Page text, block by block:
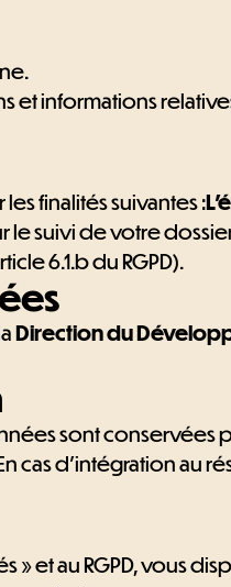
et informations
finalités suivantes :
le suivi de votre
6.1.b du RGPD).
Direction du
sont
cas d'intégration au
» et au RGPD, vous